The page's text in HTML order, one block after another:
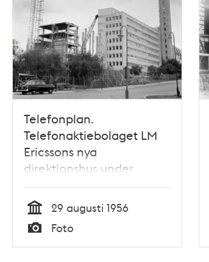
Telefonplan.
Telefonaktiebolaget LM
Ericssons nya
direktionshus under
byggnad.
Tid
29 augusti 1956
Typ
Foto